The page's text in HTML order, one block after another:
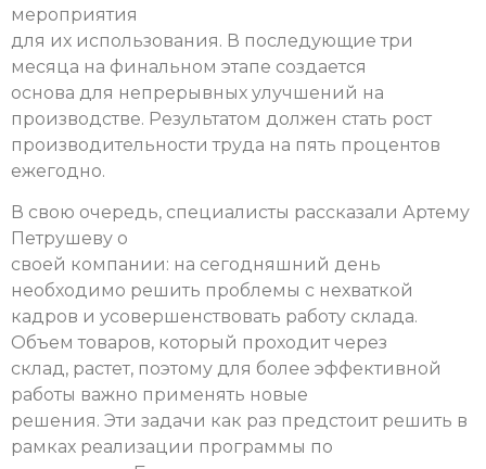
мероприятия
для их использования. В последующие три
месяца на финальном этапе создается
основа для непрерывных улучшений на
производстве. Результатом должен стать рост
производительности труда на пять процентов
ежегодно.
В свою очередь, специалисты рассказали Артему
Петрушеву о
своей компании: на сегодняшний день
необходимо решить проблемы с нехваткой
кадров и усовершенствовать работу склада.
Объем товаров, который проходит через
склад, растет, поэтому для более эффективной
работы важно применять новые
решения. Эти задачи как раз предстоит решить в
рамках реализации программы по